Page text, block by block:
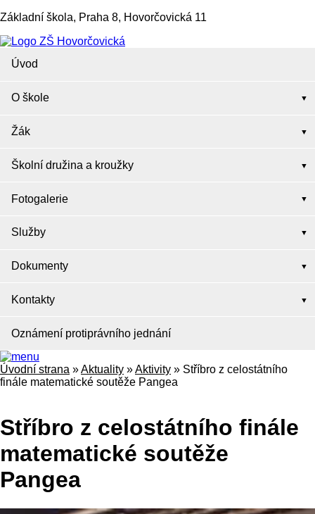
Základní škola, Praha 8, Hovorčovická 11
Úvod
O škole
Žák
Školní družina a kroužky
Fotogalerie
Služby
Dokumenty
Kontakty
Oznámení protiprávního jednání
Úvodní strana »Aktuality »Aktivity » Stříbro z celostátního
finále matematické soutěže Pangea
Stříbro z celostátního finále
matematické soutěže
Pangea